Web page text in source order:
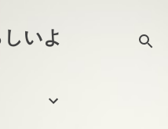
いよ